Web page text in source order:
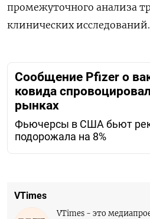
промежуточного анализа
клинических исследований.
Сообщение Pfizer о
ковида
рынках
Фьючерсы в США бьют
подорожала на 8%
VTimes
VTimes - это